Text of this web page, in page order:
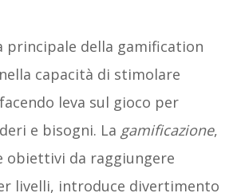
principale della gamification
capacità di stimolare
leva sul gioco per
e bisogni. La gamificazione,
da raggiungere
livelli, introduce divertimento